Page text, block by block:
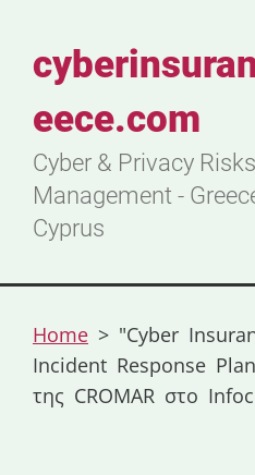
eece.com
Cyber & Privacy Risks
Management -
Cyprus
Home > "Cyber
Incident Response
της CROMAR στο